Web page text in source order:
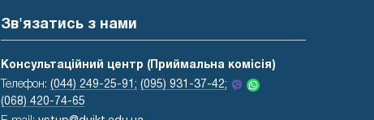
Зв'язатись з нами
Консультаційний центр (Приймальна комісія)
Телефон: (044) 249-25-91; (095) 931-37-42;
(068) 420-74-65